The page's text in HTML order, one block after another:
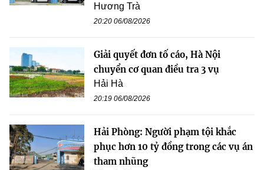
Hương Trà
20:20 06/08/2026
Giải quyết đơn tố cáo, Hà Nội
chuyển cơ quan điều tra 3 vụ
Hải Hà
20:19 06/08/2026
Hải Phòng: Người phạm tội khắc
phục hơn 10 tỷ đồng trong các vụ án
tham nhũng